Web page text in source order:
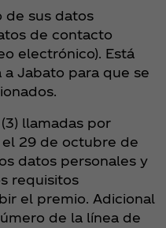
de sus datos
de contacto
electrónico). Está
Jabato para que se
llamadas por
29 de octubre de
datos personales y
requisitos
el premio. Adicional
de la línea de